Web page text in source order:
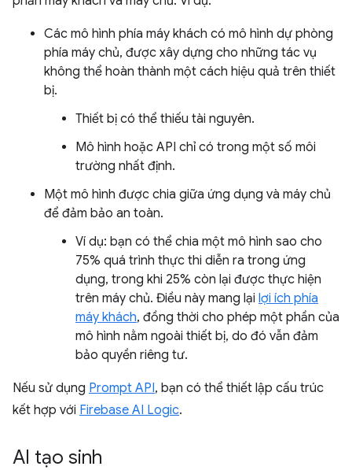
Các mô hình phía máy khách có mô hình dự phòng
phía máy chủ, được xây dựng cho những tác vụ
không thể hoàn thành một cách hiệu quả trên thiết
bị.
Thiết bị có thể thiếu tài nguyên.
Mô hình hoặc API chỉ có trong một số môi
trường nhất định.
Một mô hình được chia giữa ứng dụng và máy chủ
để đảm bảo an toàn.
Ví dụ: bạn có thể chia một mô hình sao cho
75% quá trình thực thi diễn ra trong ứng
dụng, trong khi 25% còn lại được thực hiện
trên máy chủ. Điều này mang lại lợi ích phía
máy khách, đồng thời cho phép một phần của
mô hình nằm ngoài thiết bị, do đó vẫn đảm
bảo quyền riêng tư.
Nếu sử dụng Prompt API, bạn có thể thiết lập cấu trúc
kết hợp với Firebase AI Logic.
AI tạo sinh